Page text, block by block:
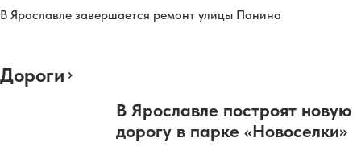
В Ярославле завершается ремонт улицы Панина
Дороги
В Ярославле построят новую
дорогу в парке «Новоселки»